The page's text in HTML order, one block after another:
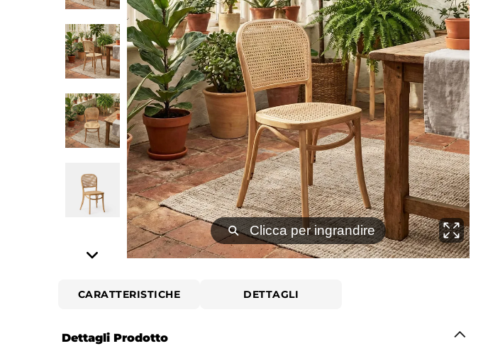
⚲ Clicca per ingrandire
CARATTERISTICHE DETTAGLI
Dettagli Prodotto